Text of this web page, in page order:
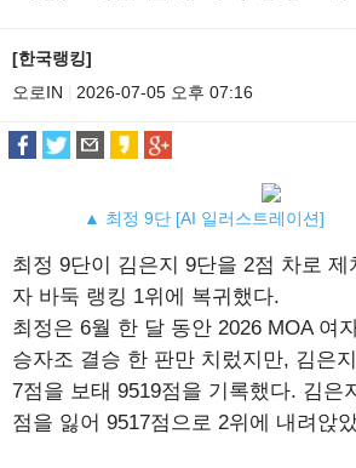
[한국랭킹]
오로IN
2026-07-05 오후 07:16
▲ 최정 9단 [AI 일러스트레이션]
최정 9단이 김은지 9단을 2점 차로 제
자 바둑 랭킹 1위에 복귀했다.
최정은 6월 한 달 동안 2026 MOA 여
승자조 결승 한 판만 치렀지만, 김은
7점을 보태 9519점을 기록했다. 김은
점을 잃어 9517점으로 2위에 내려앉